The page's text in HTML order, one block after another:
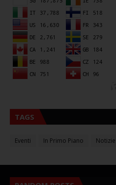
TAGS
Eventi In Primo Piano Notizie